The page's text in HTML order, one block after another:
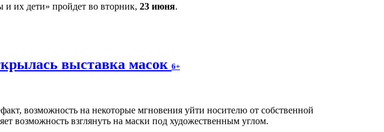
их дети» пройдет во вторник, 23 июня.
выставка масок 6+
возможность на некоторые мгновения уйти носителю от собственной
возможность взглянуть на маски под художественным углом.